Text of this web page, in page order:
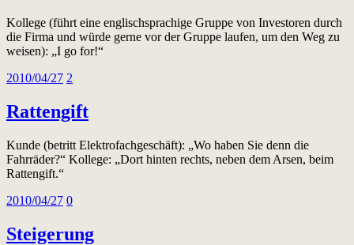
Kollege (führt eine englischsprachige Gruppe von Investoren durch
die Firma und würde gerne vor der Gruppe laufen, um den Weg zu
weisen): „I go for!“
2010/04/27 2
Rattengift
Kunde (betritt Elektrofachgeschäft): „Wo haben Sie denn die
Fahrräder?“ Kollege: „Dort hinten rechts, neben dem Arsen, beim
Rattengift.“
2010/04/27 0
Steigerung